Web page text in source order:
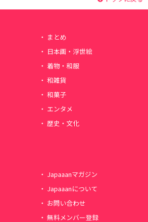
まとめ
日本画・浮世絵
着物・和服
和雑貨
和菓子
エンタメ
歴史・文化
Japaaanマガジン
Japaaanについて
お問い合わせ
無料メンバー登録